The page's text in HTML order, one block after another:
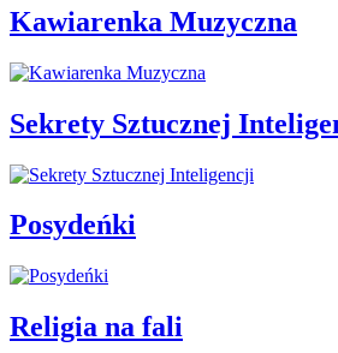
Kawiarenka Muzyczna
Sekrety Sztucznej
Posydeńki
Religia na fali